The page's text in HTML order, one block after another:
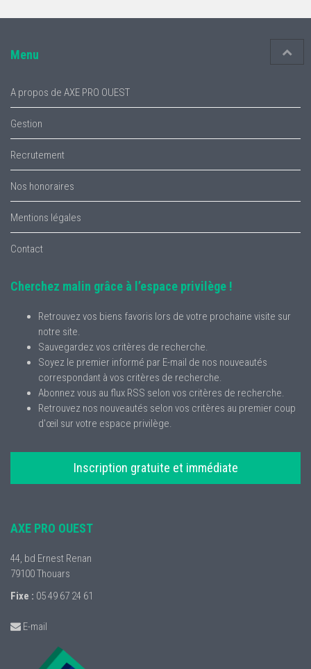
Menu
A propos de AXE PRO OUEST
Gestion
Recrutement
Nos honoraires
Mentions légales
Contact
Cherchez malin grâce à l’espace privilège !
Retrouvez vos biens favoris lors de votre prochaine visite sur
notre site.
Sauvegardez vos critères de recherche.
Soyez le premier informé par E-mail de nos nouveautés
correspondant à vos critères de recherche.
Abonnez vous au flux RSS selon vos critères de recherche.
Retrouvez nos nouveautés selon vos critères au premier coup
d'œil sur votre espace privilège.
Inscription gratuite et immédiate
AXE PRO OUEST
44, bd Ernest Renan
79100Thouars
Fixe : 05 49 67 24 61
E-mail